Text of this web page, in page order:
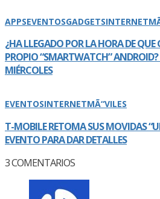
APPSEVENTOSGADGETSINTERNET
¿HA LLEGADO POR LA HORA DE
PROPIO “SMARTWATCH” ANDROID?
MIÉRCOLES
EVENTOSINTERNETMÃ“VILES
T-MOBILE RETOMA SUS MOVIDAS
EVENTO PARA DAR DETALLES
3COMENTARIOS